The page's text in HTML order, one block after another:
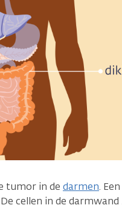
tumor in de darmen. Een
cellen in de darmwand